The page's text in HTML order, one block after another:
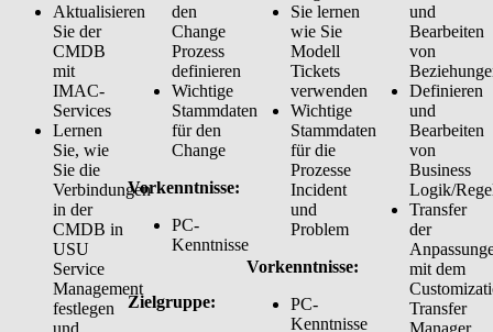
Aktualisieren
Sie der
CMDB
mit
IMAC-
Services
Lernen
Sie, wie
Sie die
Verbindungen
in der
CMDB in
USU
Service
Management
festlegen
und
den
Change
Prozess
definieren
Wichtige
Stammdaten
für den
Change
Vorkenntnisse:
PC-
Kenntnisse
Zielgruppe:
Sie lernen
wie Sie
Modell
Tickets
verwenden
Wichtige
Stammdaten
für die
Prozesse
Incident
und
Problem
Vorkenntnisse:
PC-
Kenntnisse
und
Bearbeiten
von
Definieren
und
Bearbeiten
von
Business
Logik/
Transfer
der
mit dem
Transfer
Manager